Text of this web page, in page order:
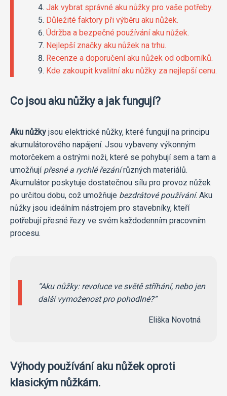
Jak vybrat správné aku nůžky pro vaše potřeby.
Důležité faktory při výběru aku nůžek.
Údržba a bezpečné používání aku nůžek.
Nejlepší značky aku nůžek na trhu.
Recenze a doporučení aku nůžek od odborníků.
Kde zakoupit kvalitní aku nůžky za nejlepší cenu.
Co jsou aku nůžky a jak fungují?
Aku nůžky jsou elektrické nůžky, které fungují na principu
akumulátorového napájení. Jsou vybaveny výkonným
motorčekem a ostrými noži, které se pohybují sem a tam a
umožňují přesné a rychlé řezánírůzných materiálů.
Akumulátor poskytuje dostatečnou sílu pro provoz nůžek
po určitou dobu, což umožňuje bezdrátové používání. Aku
nůžky jsou ideálním nástrojem pro stavebníky, kteří
potřebují přesné řezy ve svém každodenním pracovním
procesu.
Aku nůžky: revoluce ve světě stříhání, nebo jen
další vymoženost pro pohodlné?
Eliška Novotná
Výhody používání aku nůžek oproti
klasickým nůžkám.